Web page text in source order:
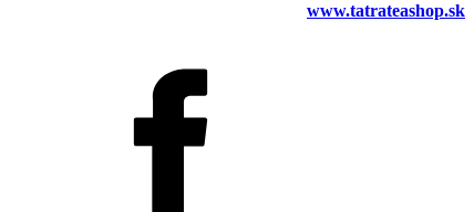
www.tatrateashop.sk